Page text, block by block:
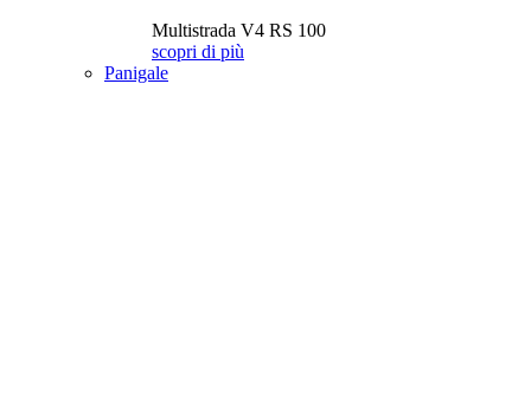
Multistrada V4 RS 100
scopri di più
Panigale